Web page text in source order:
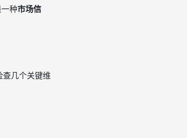
种市场信
查几个关键维